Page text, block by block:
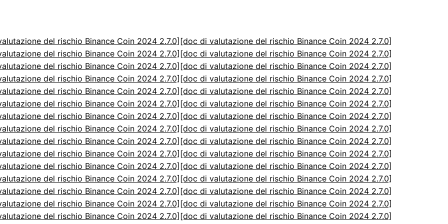
del rischio Binance Coin 2024 2.7.0] [doc di valutazione del rischio Binance Coin 2024 2.7.0]
del rischio Binance Coin 2024 2.7.0] [doc di valutazione del rischio Binance Coin 2024 2.7.0]
del rischio Binance Coin 2024 2.7.0] [doc di valutazione del rischio Binance Coin 2024 2.7.0]
del rischio Binance Coin 2024 2.7.0] [doc di valutazione del rischio Binance Coin 2024 2.7.0]
del rischio Binance Coin 2024 2.7.0] [doc di valutazione del rischio Binance Coin 2024 2.7.0]
del rischio Binance Coin 2024 2.7.0] [doc di valutazione del rischio Binance Coin 2024 2.7.0]
del rischio Binance Coin 2024 2.7.0] [doc di valutazione del rischio Binance Coin 2024 2.7.0]
del rischio Binance Coin 2024 2.7.0] [doc di valutazione del rischio Binance Coin 2024 2.7.0]
del rischio Binance Coin 2024 2.7.0] [doc di valutazione del rischio Binance Coin 2024 2.7.0]
del rischio Binance Coin 2024 2.7.0] [doc di valutazione del rischio Binance Coin 2024 2.7.0]
del rischio Binance Coin 2024 2.7.0] [doc di valutazione del rischio Binance Coin 2024 2.7.0]
del rischio Binance Coin 2024 2.7.0] [doc di valutazione del rischio Binance Coin 2024 2.7.0]
del rischio Binance Coin 2024 2.7.0] [doc di valutazione del rischio Binance Coin 2024 2.7.0]
del rischio Binance Coin 2024 2.7.0] [doc di valutazione del rischio Binance Coin 2024 2.7.0]
del rischio Binance Coin 2024 2.7.0] [doc di valutazione del rischio Binance Coin 2024 2.7.0]